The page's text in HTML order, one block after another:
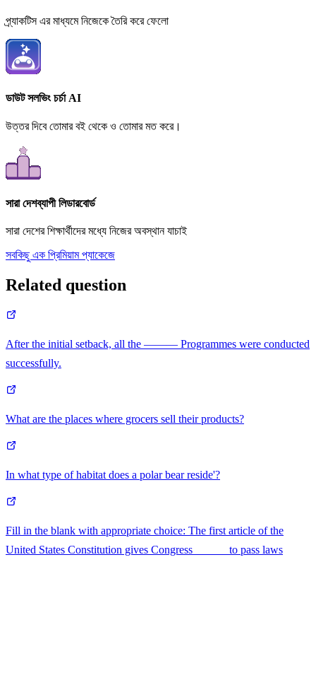
প্র্যাকটিস এর মাধ্যমে নিজেকে তৈরি করে ফেলো
ডাউট সলভিং চর্চা AI
উত্তর দিবে তোমার বই থেকে ও তোমার মত করে।
সারা দেশব্যাপী লিডারবোর্ড
সারা দেশের শিক্ষার্থীদের মধ্যে নিজের অবস্থান যাচাই
সবকিছু এক প্রিমিয়াম প্যাকেজে
Related question
After the initial setback, all the ——— Programmes were conducted
successfully.
What are the places where grocers sell their products?
In what type of habitat does a polar bear reside'?
Fill in the blank with appropriate choice: The first article of the
United States Constitution gives Congress______ to pass laws